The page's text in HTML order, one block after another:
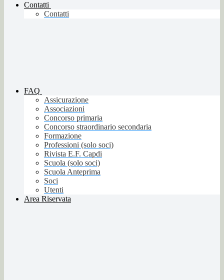
Contatti
Contatti
FAQ
Assicurazione
Associazioni
Concorso primaria
Concorso straordinario secondaria
Formazione
Professioni (solo soci)
Rivista E.F. Capdi
Scuola (solo soci)
Scuola Anteprima
Soci
Utenti
Area Riservata